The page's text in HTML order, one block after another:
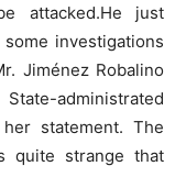
attacked.He just
investigations
Jiménez Robalino
administrated
statement. The
quite strange that